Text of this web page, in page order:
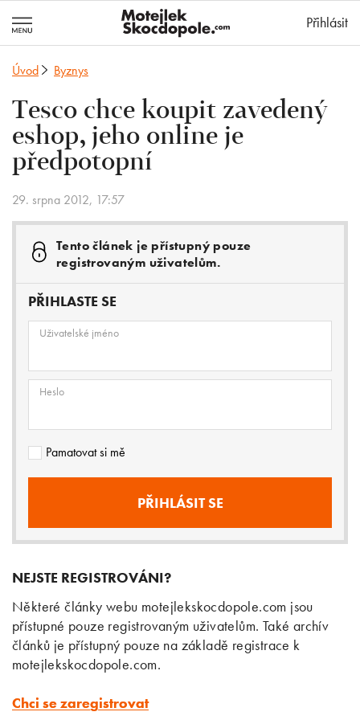
Přihlásit
Úvod Byznys
Tesco chce koupit zavedený
eshop, jeho online je
předpotopní
29. srpna 2012, 17:57
Tento článek je přístupný pouze
registrovaným uživatelům.
PŘIHLASTE SE
Uživatelské jméno
Heslo
Pamatovat si mě
NEJSTE REGISTROVÁNI?
Některé články webu motejlekskocdopole.com jsou
přístupné pouze registrovaným uživatelům. Také archív
článků je přístupný pouze na základě registrace k
motejlekskocdopole.com.
Chci se zaregistrovat